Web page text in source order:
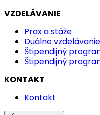
VZDELÁVANIE
Prax a stáže
Duálne vzdelávanie
Štipendijný
Štipendijný
KONTAKT
Kontakt